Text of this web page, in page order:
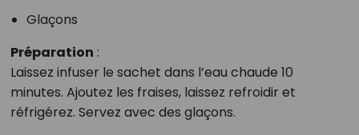
Glaçons
Préparation :
Laissez infuser le sachet dans l’eau chaude 10
minutes. Ajoutez les fraises, laissez refroidir et
réfrigérez. Servez avec des glaçons.